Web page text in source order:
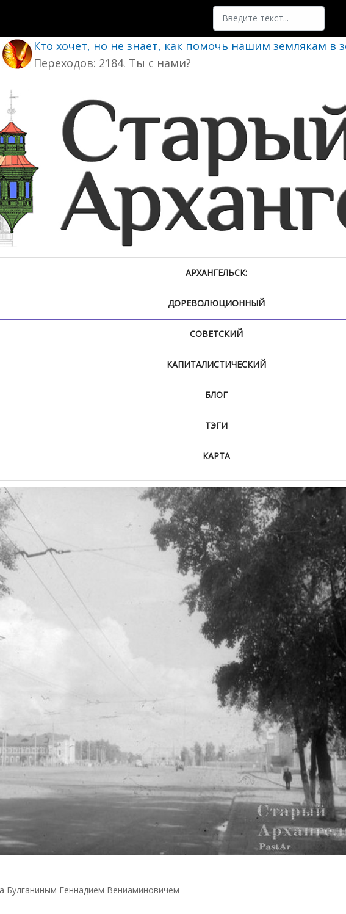
Поиск
Кто хочет, но не знает, как помочь нашим землякам в
Переходов: 2184. Ты с нами?
АРХАНГЕЛЬСК:
ДОРЕВОЛЮЦИОННЫЙ
СОВЕТСКИЙ
КАПИТАЛИСТИЧЕСКИЙ
БЛОГ
ТЭГИ
КАРТА
Булганиным Геннадием Вениаминовичем